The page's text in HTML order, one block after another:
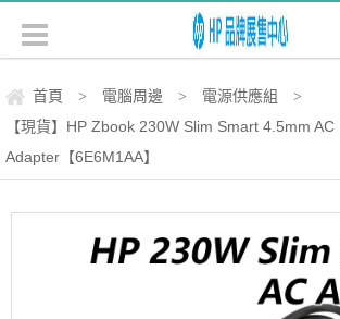
首頁 > 電腦周邊 > 電源供應組 >
【現貨】HP Zbook 230W Slim Smart 4.5mm AC
Adapter【6E6M1AA】